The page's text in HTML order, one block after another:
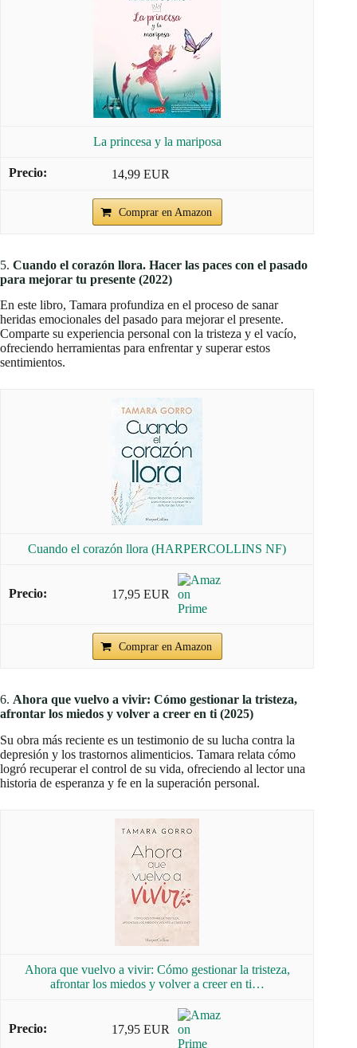
La princesa y la mariposa
14,99 EUR
Comprar en Amazon
5. Cuando el corazón llora. Hacer las paces con el pasado
para mejorar tu presente (2022)
En este libro, Tamara profundiza en el proceso de sanar
heridas emocionales del pasado para mejorar el presente.
Comparte su experiencia personal con la tristeza y el vacío,
ofreciendo herramientas para enfrentar y superar estos
sentimientos.
Cuando el corazón llora (HARPERCOLLINS NF)
17,95 EUR
Comprar en Amazon
6. Ahora que vuelvo a vivir: Cómo gestionar la tristeza,
afrontar los miedos y volver a creer en ti (2025)
Su obra más reciente es un testimonio de su lucha contra la
depresión y los trastornos alimenticios. Tamara relata cómo
logró recuperar el control de su vida, ofreciendo al lector una
historia de esperanza y fe en la superación personal.
Ahora que vuelvo a vivir: Cómo gestionar la tristeza,
afrontar los miedos y volver a creer en ti…
17,95 EUR